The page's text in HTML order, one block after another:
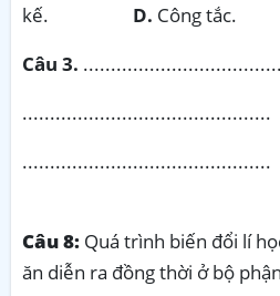
kế. D. Công tắc.
Câu 3.
.............................................
.............................................
Câu 8: Quá trình biến đổi lí
ăn diễn ra đồng thời ở bộ